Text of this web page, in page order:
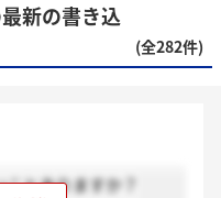
新の書き込
(全282件)
とありますか？